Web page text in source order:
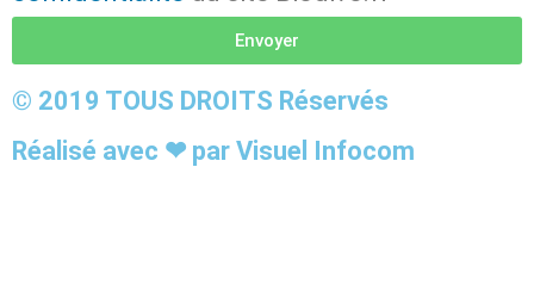
Envoyer
© 2019 TOUS DROITS Réservés
Réalisé avec ❤ par Visuel Infocom